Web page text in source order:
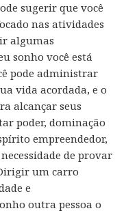
sugerir que você
nas atividades
algumas
sonho você está
pode administrar
vida acordada, e o
alcançar seus
poder, dominação
empreendedor,
de provar
um carro
e
outra pessoa o